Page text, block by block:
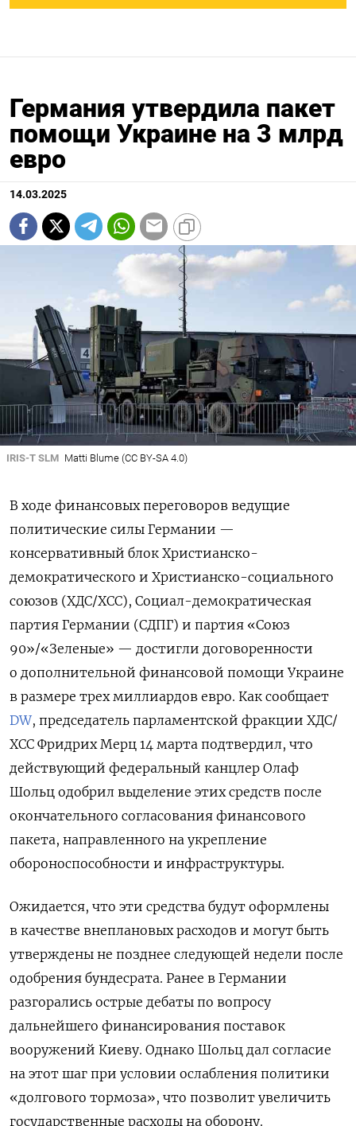
Германия утвердила пакет
помощи Украине на 3 млрд
евро
14.03.2025
IRIS-T SLM Matti Blume (CC BY-SA 4.0)
В ходе финансовых переговоров ведущие
политические силы Германии —
консервативный блок Христианско-
демократического и Христианско-социального
союзов (ХДС/ХСС), Социал-демократическая
партия Германии (СДПГ) и партия «Союз
90»/«Зеленые» — достигли договоренности
о дополнительной финансовой помощи Украине
в размере трех миллиардов евро. Как сообщает
DW, председатель парламентской фракции ХДС/
ХСС Фридрих Мерц 14 марта подтвердил, что
действующий федеральный канцлер Олаф
Шольц одобрил выделение этих средств после
окончательного согласования финансового
пакета, направленного на укрепление
обороноспособности и инфраструктуры.
Ожидается, что эти средства будут оформлены
в качестве внеплановых расходов и могут быть
утверждены не позднее следующей недели после
одобрения бундесрата. Ранее в Германии
разгорались острые дебаты по вопросу
дальнейшего финансирования поставок
вооружений Киеву. Однако Шольц дал согласие
на этот шаг при условии ослабления политики
«долгового тормоза», что позволит увеличить
государственные расходы на оборону.